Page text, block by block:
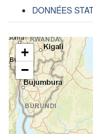
DONNÉES
+
−